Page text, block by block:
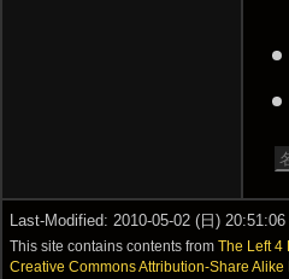
Last-Modified: 2010-05-02 (日) 20:51:06
This site contains contents from The Left
Creative Commons Attribution-Share Alike